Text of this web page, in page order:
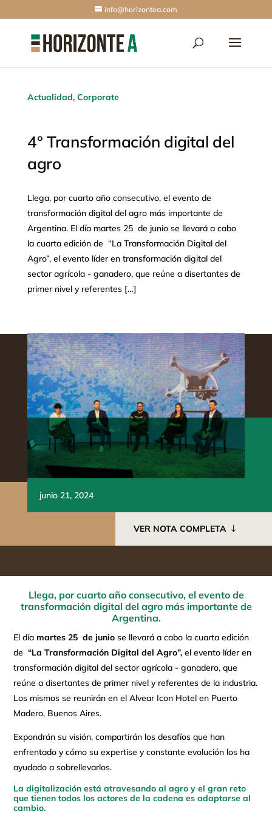
info@horizontea.com
Actualidad, Corporate
4° Transformación digital del
agro
Llega, por cuarto año consecutivo, el evento de
transformación digital del agro más importante de
Argentina. El día martes 25 de junio se llevará a cabo
la cuarta edición de “La Transformación Digital del
Agro”, el evento líder en transformación digital del
sector agrícola - ganadero, que reúne a disertantes de
primer nivel y referentes […]
junio 21, 2024
VER NOTA COMPLETA
Llega, por cuarto año consecutivo, el evento de
transformación digital del agro más importante de
Argentina.
El díamartes 25 de junio se llevará a cabo la cuarta edición
de “La Transformación Digital del Agro”, el evento líder en
transformación digital del sector agrícola - ganadero, que
reúne a disertantes de primer nivel y referentes de la industria.
Los mismos se reunirán en el Alvear Icon Hotel en Puerto
Madero, Buenos Aires.
Expondrán su visión, compartirán los desafíos que han
enfrentado y cómo su expertise y constante evolución los ha
ayudado a sobrellevarlos.
La digitalización está atravesando al agro y el gran reto
que tienen todos los actores de la cadena es adaptarse al
cambio.